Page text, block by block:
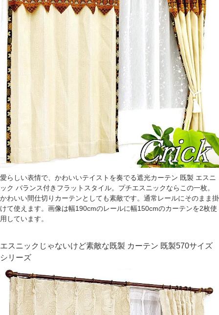
愛らしい表情で、かわいいテイストを奏でる遮光カーテン 既製 エスニ
ック バランス付きフラットスタイル。プチエスニックならこの一枚。
かわいい間仕切りカーテンとしても素敵です。通常レールにそのまま掛
けて使えます。画像は幅190cmのレールに幅150cmのカーテンを2枚使
用しています。
エスニックじゃないけど素敵な既製 カーテン 既製570サイズ
シリーズ